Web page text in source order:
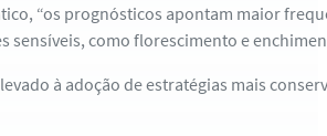
“os prognósticos apontam maior
sensíveis, como florescimento e
à adoção de estratégias mais